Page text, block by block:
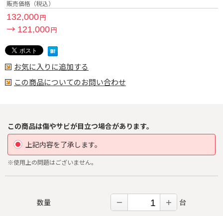
販売価格（税込）
132,000円
→ 121,000円
お気に入りに追加する
この商品についてのお問い合わせ
この商品は傷やサビが目立つ場合があります。
上記内容を了承します。
※使用上の問題はございません。
数量 － ＋ 台